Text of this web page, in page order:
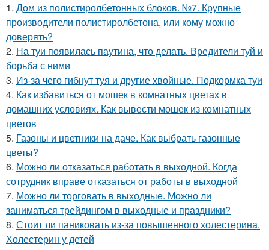
1. Дом из полистиролбетонных блоков. №7. Крупные
производители полистиролбетона, или кому можно
доверять?
2. На туи появилась паутина, что делать. Вредители туй и
борьба с ними
3. Из-за чего гибнут туя и другие хвойные. Подкормка туи
4. Как избавиться от мошек в комнатных цветах в
домашних условиях. Как вывести мошек из комнатных
цветов
5. Газоны и цветники на даче. Как выбрать газонные
цветы?
6. Можно ли отказаться работать в выходной. Когда
сотрудник вправе отказаться от работы в выходной
7. Можно ли торговать в выходные. Можно ли
заниматься трейдингом в выходные и праздники?
8. Стоит ли паниковать из-за повышенного холестерина.
Холестерин у детей